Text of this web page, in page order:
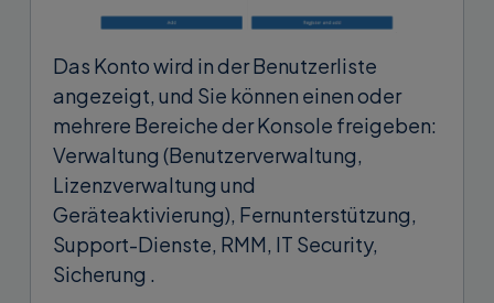
Das Konto wird in der Benutzerliste
angezeigt, und Sie können einen oder
mehrere Bereiche der Konsole freigeben:
Verwaltung (Benutzerverwaltung,
Lizenzverwaltung und
Geräteaktivierung), Fernunterstützung,
Support-Dienste, RMM, IT Security,
Sicherung .